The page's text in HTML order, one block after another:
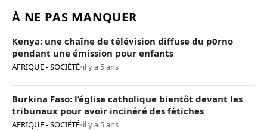
À NE PAS MANQUER
Kenya: une chaîne de télévision diffuse du p0rno
pendant une émission pour enfants
AFRIQUE - SOCIÉTÉ•il y a 5 ans
Burkina Faso: l’église catholique bientôt devant les
tribunaux pour avoir incinéré des fétiches
AFRIQUE - SOCIÉTÉ•il y a 5 ans